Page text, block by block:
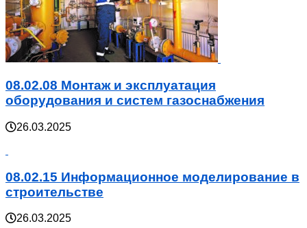
08.02.08 Монтаж и эксплуатация
оборудования и систем газоснабжения
26.03.2025
08.02.15 Информационное моделирование в
строительстве
26.03.2025